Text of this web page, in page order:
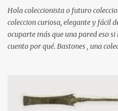
Hola coleccionista o futuro
coleccion curiosa, elegante y fácil
ocuparte más que una pared eso
cuento por qué. Bastones , una
19 a menudo alardeaban de los
empuñaduras , siempre como